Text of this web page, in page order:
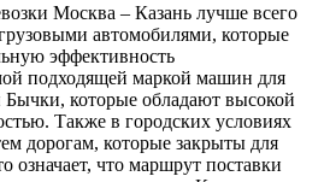
Москва – Казань лучше всего
автомобилями, которые
эффективность
подходящей маркой машин для
Бычки, которые обладают высокой
Также в городских условиях
дорогам, которые закрыты для
означает, что маршрут поставки